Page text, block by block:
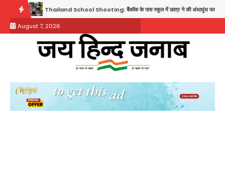
content
School Shooting: बैंकॉक के पास स्कूल में छात्र ने की अंधाधुंध फायरिंग, हमलावर सहित सात की मौत,
August 7, 2026